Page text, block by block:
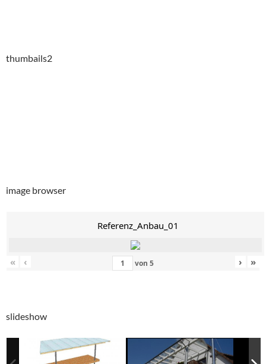
thumbails2
image browser
Referenz_Anbau_01
« ‹ von 5 › »
slideshow